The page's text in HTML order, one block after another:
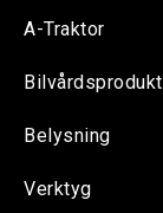
A-Traktor
Belysning
Verktyg